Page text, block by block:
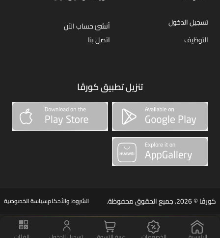
تسجيل الدخول
أنشئ حساب الآن
التوظيف
اتصل بنا
تنزيل تطبيق كورڤا
كورڤا © 2026. جميع الحقوق محفوظة. الشروط والأحكامسياسة الخصوصية